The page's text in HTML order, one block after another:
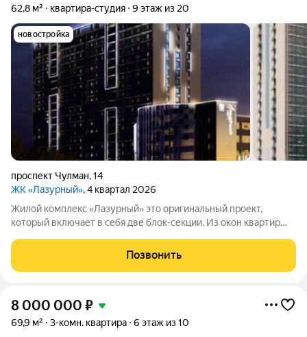
62,8 м² квартира-студия 9 этаж из 20
новостройка
проспект Чулман,14
ЖК «Лазурный», 4 квартал 2026
Жилой комплекс «Лазурный» это оригинальный проект,
который включает в себя две блок-секции. Из окон квартир
Начиная с 12-го этажа из квартир можно любоваться рекой, а
поблизости находятся
Позвонить
8 000 000 ₽
69,9 м² 3-комн. квартира 6 этаж из 10